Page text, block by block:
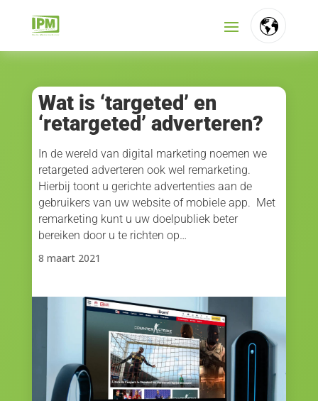
Wat is ‘targeted’ en
‘retargeted’ adverteren?
In de wereld van digital marketing noemen we
retargeted adverteren ook wel remarketing.
Hierbij toont u gerichte advertenties aan de
gebruikers van uw website of mobiele app. Met
remarketing kunt u uw doelpubliek beter
bereiken door u te richten op…
8 maart 2021